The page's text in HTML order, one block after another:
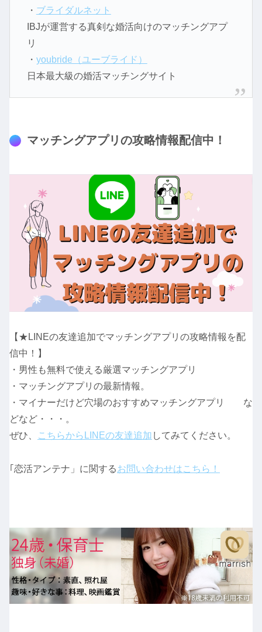
・ ブライダルネット
IBJが運営する真剣な婚活向けのマッチングアプ
リ
・ youbride（ユーブライド）
日本最大級の婚活マッチングサイト
マッチングアプリの攻略情報配信中！
【★LINEの友達追加でマッチングアプリの攻略情報を配
信中！】
・男性も無料で使える厳選マッチングアプリ
・マッチングアプリの最新情報。
・マイナーだけど穴場のおすすめマッチングアプリ な
どなど・・・。
ぜひ、
こちらからLINEの友達追加 してみてください。
｢恋活アンテナ」に関するお問い合わせはこちら！